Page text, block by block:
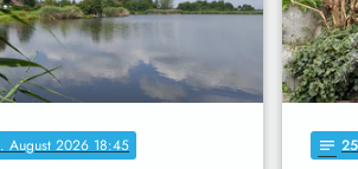
. August 2026 18:45 notes 25